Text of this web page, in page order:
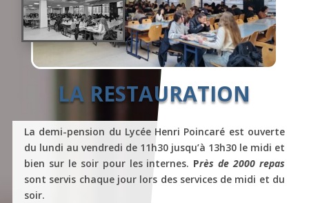
LA RESTAURATION
La demi-pension du Lycée Henri Poincaré est ouverte
du lundi au vendredi de 11h30 jusqu’à 13h30 le midi et
bien sur le soir pour les internes. Près de 2000 repas
sont servis chaque jour lors des services de midi et du
soir.